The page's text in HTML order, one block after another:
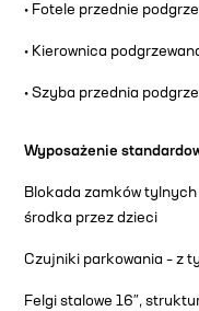
• Fotele przednie
• Kierownica
• Szyba przednia
Wyposażenie
Blokada zamków
środka przez dzieci
Czujniki parkowania – z
Felgi stalowe 16″,